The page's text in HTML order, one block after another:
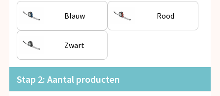
Snoepgoed
Spellen voor binnen en buiten
Vrije tijd en Strand
Blauw Rood
Zwart
Stap 2: Aantal producten